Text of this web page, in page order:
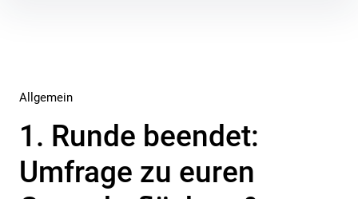
Allgemein
1. Runde beendet:
Umfrage zu euren